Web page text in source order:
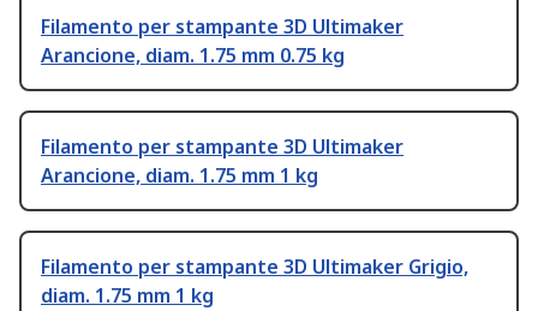
Filamento per stampante 3D Ultimaker
Arancione, diam. 1.75 mm 0.75 kg
Filamento per stampante 3D Ultimaker
Arancione, diam. 1.75 mm 1 kg
Filamento per stampante 3D Ultimaker Grigio,
diam. 1.75 mm 1 kg